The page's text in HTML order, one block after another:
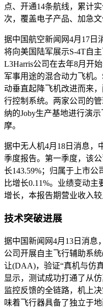
点、开通14条航线，累计
次，覆盖电子产品、加急
据中国航空新闻网4月17日
将向美国陆军展示S-4T自
L3Harris公司在去年8月开
军事用途的混合动力飞机
动垂直起降飞机改进而来
行控制系统。两家公司的
纳的Joby生产基地进行演
摩。
据中无人机4月18日消息，
季度报告。第一季度，该
长143.59%；归属于上市公
比增长0.11%。业绩变动
增长，本报告期营业收入较
技术突破进展
据中国新闻网4月13日消息
公司开展自主飞行辅助系
让(DAA)，验证“真机与仿
显示，测试成功打通了从
监控反馈的全链路，机上
味着飞行器具备了独立于